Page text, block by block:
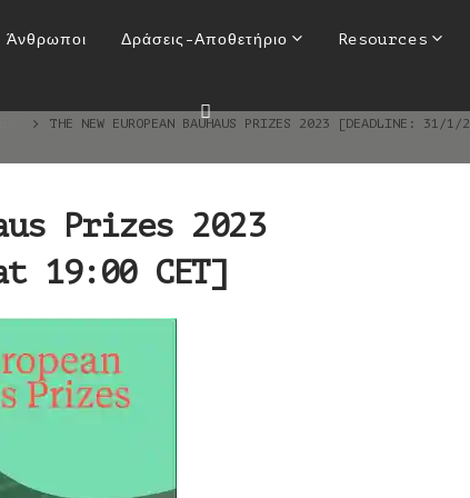
Άνθρωποι Δράσεις-Αποθετήριο Resources
Prizes 2023
THE NEW EUROPEAN BAUHAUS PRIZES 2023 [DEADLINE: 31/
Prizes 2023
19:00 CET]